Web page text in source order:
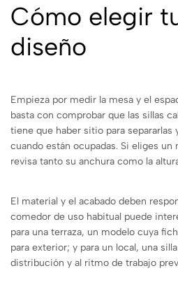
Cómo elegir
diseño
Empieza por medir la mesa y el
basta con comprobar que las sillas
tiene que haber sitio para separarlas
cuando están ocupadas. Si eliges un
revisa tanto su anchura como la
El material y el acabado deben
comedor de uso habitual puede
para una terraza, un modelo cuya
para exterior; y para un local, una
distribución y al ritmo de trabajo